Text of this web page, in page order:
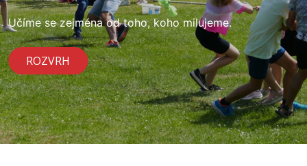
Učíme se zejména od toho, koho milujeme.
ROZVRH